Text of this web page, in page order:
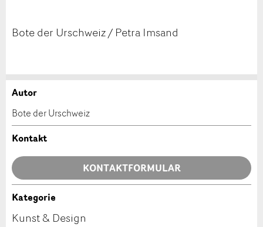
Bote der Urschweiz / Petra Imsand
Anzeige beanstanden
Ihr Feedback wird sehr geschätzt!
Allgemeines Feedback
Anzeige nicht mehr gültig
Anzeige unvollständig
Anzeige weiterempfehlen
Empfehlen Sie diese Anzeige an Freunde weiter.
Autor
Bote der Urschweiz
Kontakt
KONTAKTFORMULAR
Kontakt
Kategorie
Kunst & Design